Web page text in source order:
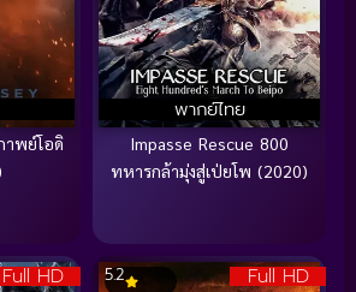
าพย์โอดิ
พากย์ไทย
Impasse Rescue 800
ทหารกล้ามุ่งสู่เป่ยโพ (2020)
Full HD Full HD
5.2